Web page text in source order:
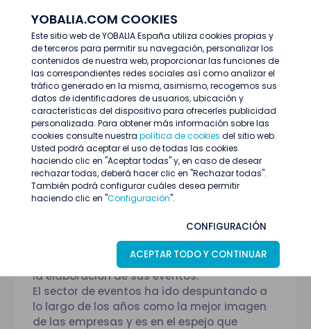
YOBALIA.COM COOKIES
Este sitio web de YOBALIA España utiliza cookies propias y
de terceros para permitir su navegación, personalizar los
contenidos de nuestra web, proporcionar las funciones de
las correspondientes redes sociales así como analizar el
tráfico generado en la misma, asimismo, recogemos sus
datos de identificadores de usuarios, ubicación y
características del dispositivo para ofrecerles publicidad
personalizada. Para obtener más información sobre las
cookies consulte nuestra política de cookies del sitio web.
Usted podrá aceptar el uso de todas las cookies
haciendo clic en "Aceptar todas" y, en caso de desear
rechazar todas, deberá hacer clic en "Rechazar todas".
También podrá configurar cuáles desea permitir
haciendo clic en "Configuración".
CONFIGURACIÓN
ACEPTAR TODO Y CONTINUAR
Empresas destacadas ORGANIZA-TE AZAFATAS
Empresa destacada
ORGANIZA-TE AZAFATAS
Organiza-te azafatas, es una empresa
joven y dinámica, dispuesta a ayudar-le en
la elaboración de sus eventos.
El sector de eventos ha ido despuntando a
lo largo de los años como la mejor imagen
de las empresas y es en el espejo que